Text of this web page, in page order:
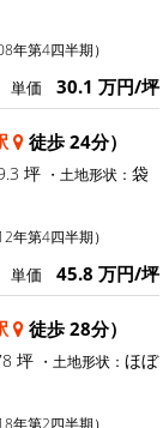
年第4四半期）
単価 30.1 万円/坪
徒歩 24分）
坪 ・土地形状： 袋
年第4四半期）
単価 45.8 万円/坪
徒歩 28分）
坪 ・土地形状： ほぼ
年第2四半期）